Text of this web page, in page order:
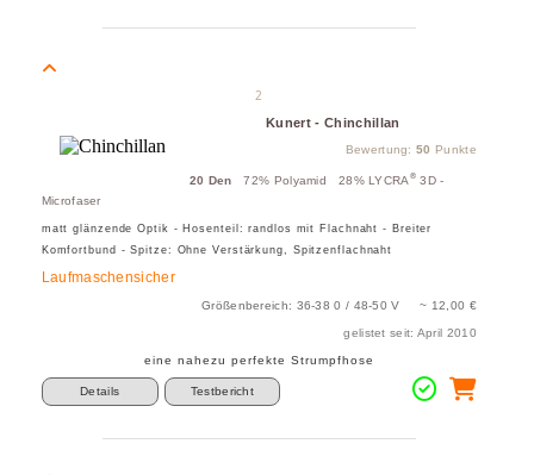
2
Kunert - Chinchillan
Bewertung:50 Punkte
20 Den 72% Polyamid 28% LYCRA ® 3D -
Microfaser
matt glänzende Optik - Hosenteil: randlos mit Flachnaht - Breiter
Komfortbund - Spitze: Ohne Verstärkung, Spitzenflachnaht
Laufmaschensicher
Größenbereich: 36-38 0 / 48-50 V ~ 12,00 €
gelistet seit: April 2010
eine nahezu perfekte Strumpfhose
Details Testbericht